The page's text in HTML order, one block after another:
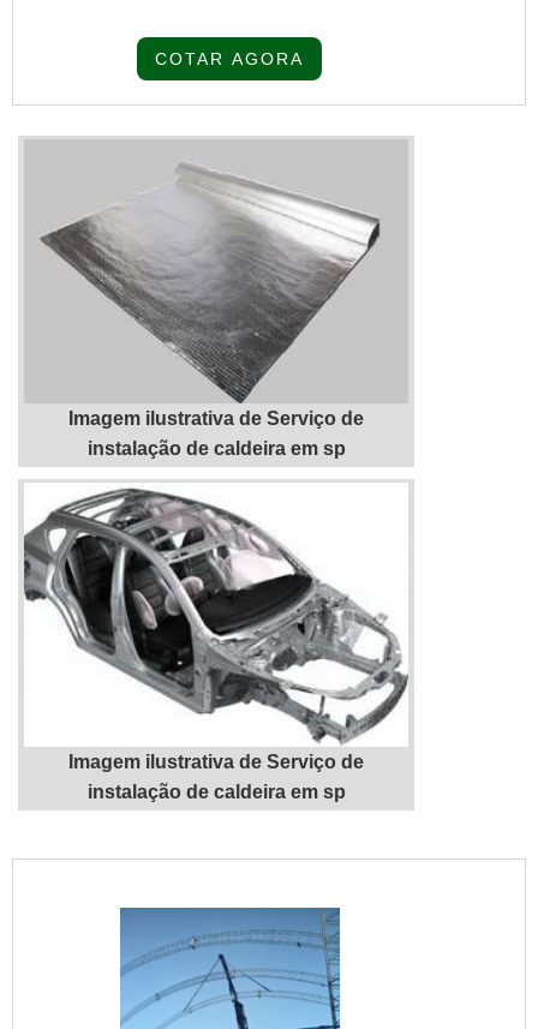
organização que se destaque por um bom
INDUSTRIAL SCQuem precisa de
montagem de cobertura industrial SC em
uma empresa que prez...
COTAR AGORA
Imagem ilustrativa de Serviço de
instalação de caldeira em sp
Imagem ilustrativa de Serviço de
instalação de caldeira em sp